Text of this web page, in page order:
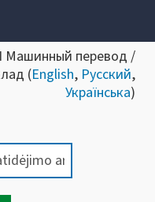
Машинный перевод /
(English, Русский,
Українська)